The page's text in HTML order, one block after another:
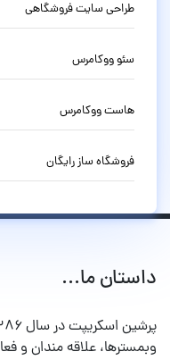
طراحی سایت فروشگاهی
سئو ووکامرس
هاست ووکامرس
فروشگاه ساز رایگان
داستان ما...
وبمسترها، علاقه مندان و